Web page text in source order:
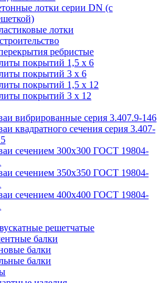
лотки серии DN (с
лотки
ребристые
покрытий 1,5 x 6
покрытий 3 x 6
покрытий 1,5 x 12
покрытий 3 x 12
вибрированные серия 3.407.9-146
квадратного сечения серия 3.407-
сечением 300х300 ГОСТ 19804-
сечением 350х350 ГОСТ 19804-
сечением 400х400 ГОСТ 19804-
решетчатые
балки
балки
балки